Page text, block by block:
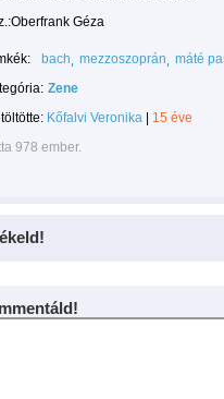
Géza
bach mezzoszoprán
máté
Zene
Kőfalvi Veronika
15 éve
978 ember.